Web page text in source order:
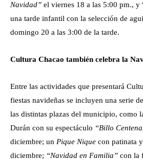
Navidad” el viernes 18 a las 5:00 pm., y
una tarde infantil con la selección de
domingo 20 a las 3:00 de la tarde.
Cultura Chacao también celebra la
Entre las actividades que presentará
fiestas navideñas se incluyen una serie
las distintas plazas del municipio, como
Durán con su espectáculo “Billo
diciembre; un Pique Nique con patinata
diciembre; “Navidad en Familia” con la